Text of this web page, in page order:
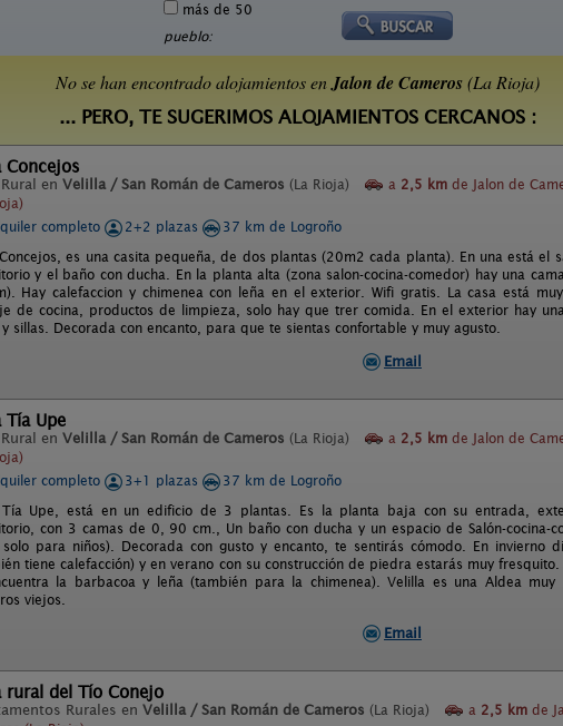
más de 50
pueblo:
No se han encontrado alojamientos enJalon de Cameros(La Rioja)
... PERO, TE SUGERIMOS ALOJAMIENTOS CERCANOS :
Concejos
en Velilla / San Román de Cameros (La Rioja) a 2,5 km de Jalon de
completo 2+2 plazas
37 km de Logroño
es una casita pequeña, de dos plantas (20m2 cada planta). En una está el
y el baño con ducha. En la planta alta (zona salon-cocina-comedor) hay una
Hay calefaccion y chimenea con leña en el exterior. Wifi gratis. La casa está
de cocina, productos de limpieza, solo hay que trer comida. En el exterior hay
y sillas. Decorada con encanto, para que te sientas confortable y muy agusto.
Email
Tía Upe
en Velilla / San Román de Cameros (La Rioja) a 2,5 km de Jalon de
completo 3+1 plazas
37 km de Logroño
Tía Upe, está en un edificio de 3 plantas. Es la planta baja con su entrada,
con 3 camas de 0, 90 cm., Un baño con ducha y un espacio de Salón-cocina-
para niños). Decorada con gusto y encanto, te sentirás cómodo. En invierno
tiene calefacción) y en verano con su construcción de piedra estarás muy
la barbacoa y leña (también para la chimenea). Velilla es una Aldea
viejos.
Email
rural del Tío Conejo
Rurales en Velilla / San Román de Cameros (La Rioja) a 2,5 km de